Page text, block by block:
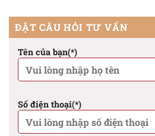
ĐẶT CÂU HỎI TƯ VẤN
Tên của bạn(*)
Số điện thoại(*)